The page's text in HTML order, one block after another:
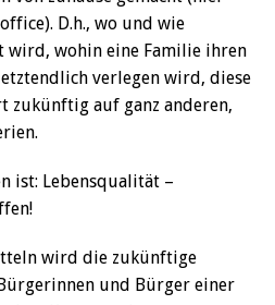
D.h., wo und wie
wird, wohin eine Familie ihren
verlegen wird, diese
zukünftig auf ganz anderen,
ist: Lebensqualität –
wird die zukünftige
und Bürger einer